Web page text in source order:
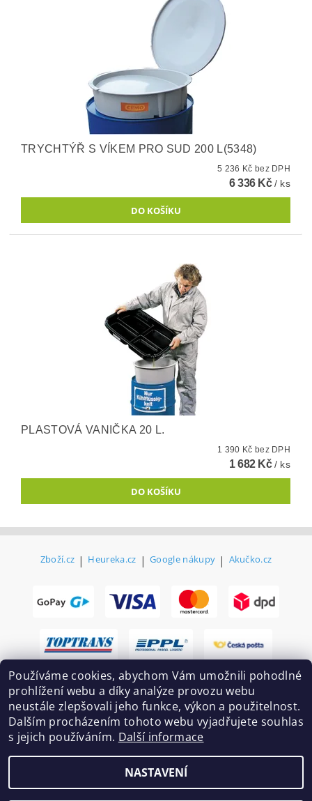
TRYCHTÝŘ S VÍKEM PRO SUD 200 L(5348)
5 236 Kč bez DPH
6 336 Kč/ ks
PLASTOVÁ VANIČKA 20 L.
1 390 Kč bez DPH
1 682 Kč/ ks
Zboží.cz | Heureka.cz | Google nákupy | Akučko.cz
Vytvořil Shoptet
Používáme cookies, abychom Vám umožnili pohodlné
prohlížení webu a díky analýze provozu webu
neustále zlepšovali jeho funkce, výkon a použitelnost.
Dalším procházením tohoto webu vyjadřujete souhlas
s jejich používáním. Další informace
NASTAVENÍ